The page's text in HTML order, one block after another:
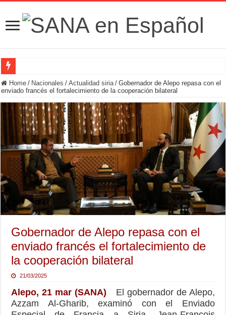
Fuerzas de Seguridad hallan fosa común con nueve cadáveres en la zona rural
Home / Nacionales / Actualidad siria / Gobernador de Alepo repasa con el
enviado francés el fortalecimiento de la cooperación bilateral
Gobernador de Alepo repasa con el
enviado francés el fortalecimiento de
la cooperación bilateral
21/03/2025
Alepo, 21 mar (SANA)
El gobernador de Alepo,
Azzam Al-Gharib, examinó con el Enviado